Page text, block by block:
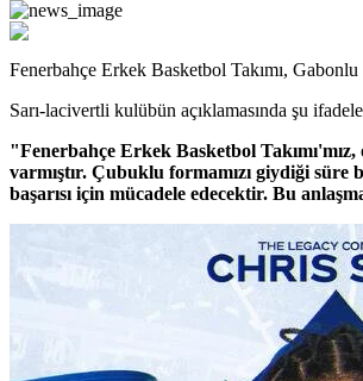
Fenerbahçe Erkek Basketbol Takımı, Gabonlu
Sarı-lacivertli kulübün açıklamasında şu
"Fenerbahçe Erkek Basketbol
varmıştır. Çubuklu formamızı giydiği süre
başarısı için mücadele edecektir. Bu